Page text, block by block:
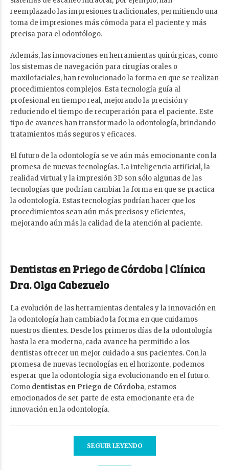
reemplazado las impresiones tradicionales, permitiendo una
toma de impresiones más cómoda para el paciente y más
precisa para el odontólogo.
Además, las innovaciones en herramientas quirúrgicas, como
los sistemas de navegación para cirugías orales o
maxilofaciales, han revolucionado la forma en que se realizan
procedimientos complejos. Esta tecnología guía al
profesional en tiempo real, mejorando la precisión y
reduciendo el tiempo de recuperación para el paciente. Este
tipo de avances han transformado la odontología, brindando
tratamientos más seguros y eficaces.
El futuro de la odontología se ve aún más emocionante con la
promesa de nuevas tecnologías. La inteligencia artificial, la
realidad virtual y la impresión 3D son sólo algunas de las
tecnologías que podrían cambiar la forma en que se practica
la odontología. Estas tecnologías podrían hacer que los
procedimientos sean aún más precisos y eficientes,
mejorando aún más la calidad de la atención al paciente.
Dentistas en Priego de Córdoba | Clínica
Dra. Olga Cabezuelo
La evolución de las herramientas dentales y la innovación en
la odontología han cambiado la forma en que cuidamos
nuestros dientes. Desde los primeros días de la odontología
hasta la era moderna, cada avance ha permitido a los
dentistas ofrecer un mejor cuidado a sus pacientes. Con la
promesa de nuevas tecnologías en el horizonte, podemos
esperar que la odontología siga evolucionando en el futuro.
Como dentistas en Priego de Córdoba, estamos
emocionados de ser parte de esta emocionante era de
innovación en la odontología.
SEGUIR LEYENDO